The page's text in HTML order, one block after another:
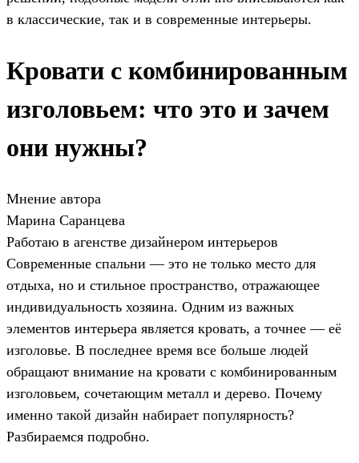
в классические, так и в современные интерьеры.
Кровати с комбинированным
изголовьем: что это и зачем
они нужны?
Мнение автора
Марина Саранцева
Работаю в агенстве дизайнером интерьеров
Современные спальни — это не только место для
отдыха, но и стильное пространство, отражающее
индивидуальность хозяина. Одним из важных
элементов интерьера является кровать, а точнее — её
изголовье. В последнее время все больше людей
обращают внимание на кровати с комбинированным
изголовьем, сочетающим металл и дерево. Почему
именно такой дизайн набирает популярность?
Разбираемся подробно.